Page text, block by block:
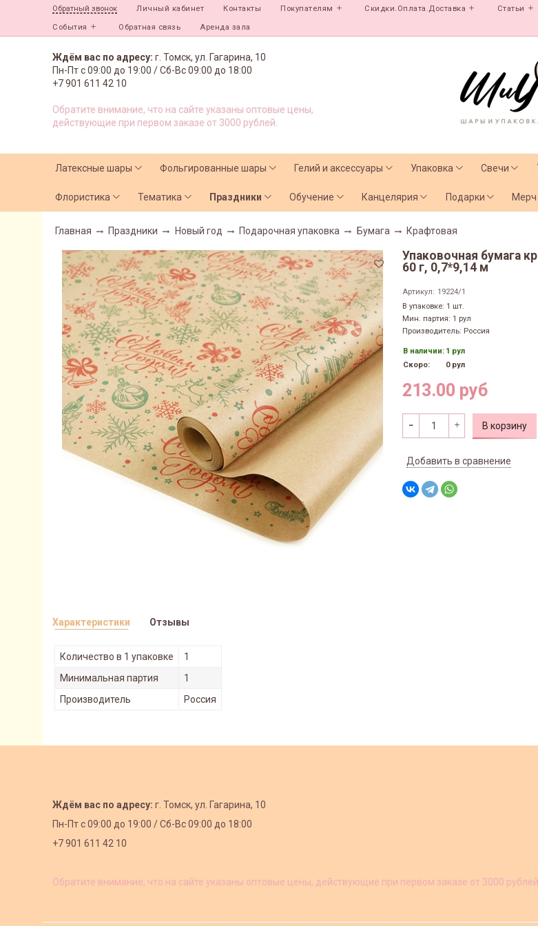
Обратный звонок Личный кабинет Контакты Покупателям Скидки.Оплата.Доставка Статьи
События Обратная связь Аренда зала
Ждём вас по адресу: г. Томск, ул. Гагарина, 10
Пн-Пт с09:00 до 19:00 /Сб-Вс 09:00 до 18:00
+7 901 611 42 10
Обратите внимание, что на сайте указаны оптовые цены,
действующие при первом заказе от 3000 рублей.
Латексные шары Фольгированные шары Гелий и аксессуары Упаковка Свечи
Флористика Тематика Праздники Обучение Канцелярия Подарки Мерч
Главная Праздники Новый год Подарочная упаковка Бумага Крафтовая
Упаковочная бумага
60 г, 0,7*9,14 м
Артикул: 19224/1
В упаковке: 1 шт.
Мин. партия: 1 рул
Производитель: Россия
В наличии: 1 рул
Скоро:
0 рул
213.00 руб
В корзину
Добавить в сравнение
Характеристики
Количество в 1 упаковке
1
Минимальная партия
1
Производитель
Россия
Отзывы
Ждём вас по адресу: г. Томск, ул. Гагарина, 10
Пн-Пт с09:00 до 19:00 /Сб-Вс 09:00 до 18:00
+7 901 611 42 10
Обратите внимание, что на сайте указаны оптовые цены, действующие при первом заказе от 3000 рублей.